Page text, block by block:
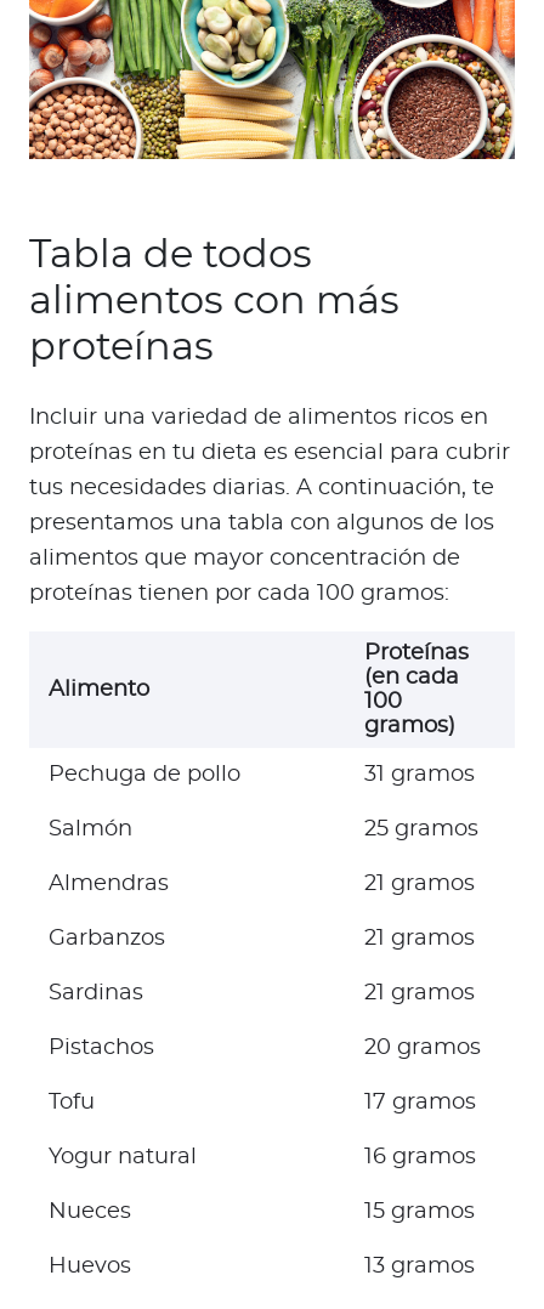
Tabla de todos
alimentos con más
proteínas
Incluir una variedad de alimentos ricos en
proteínas en tu dieta es esencial para cubrir
tus necesidades diarias. A continuación, te
presentamos una tabla con algunos de los
alimentos que mayor concentración de
proteínas tienen por cada 100 gramos:
Alimento
Proteínas
(en cada
100
gramos)
Pechuga de pollo 31 gramos
Salmón 25 gramos
Almendras 21 gramos
Garbanzos 21 gramos
Sardinas 21 gramos
Pistachos 20 gramos
Tofu 17 gramos
Yogur natural 16 gramos
Nueces 15 gramos
Huevos 13 gramos